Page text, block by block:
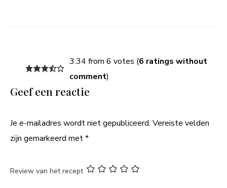
3.34 from 6 votes (6 ratings without
comment)
Geef een reactie
Je e-mailadres wordt niet gepubliceerd. Vereiste velden
zijn gemarkeerd met*
Review van het recept